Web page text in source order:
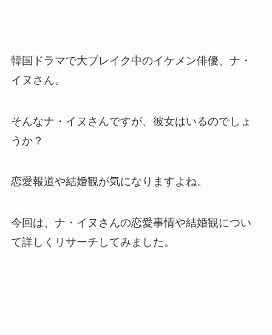
韓国ドラマで大ブレイク中のイケメン俳優、ナ・
イヌさん。
そんなナ・イヌさんですが、彼女はいるのでしょ
うか？
恋愛報道や結婚観が気になりますよね。
今回は、ナ・イヌさんの恋愛事情や結婚観につい
て詳しくリサーチしてみました。